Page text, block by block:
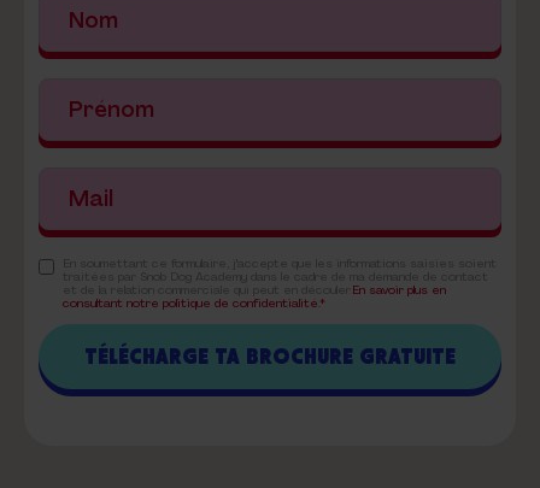
En savoir plus en
consultant notre politique de confidentialité.*